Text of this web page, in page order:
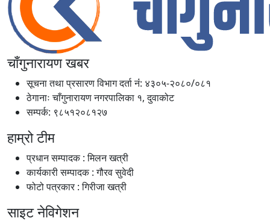
चाँगुनारायण खबर
सूचना तथा प्रसारण विभाग दर्ता नंं: ४३०५-२०८०/०८१
ठेगानाः चाँगुनारायण नगरपालिका १, दुवाकोट
सम्पर्क: ९८५१२०८१२७
हाम्रो टीम
प्रधान सम्पादक : मिलन खत्री
कार्यकारी सम्पादक : गौरव सुवेदी
फोटो पत्रकार : गिरीजा खत्री
साइट नेविगेशन